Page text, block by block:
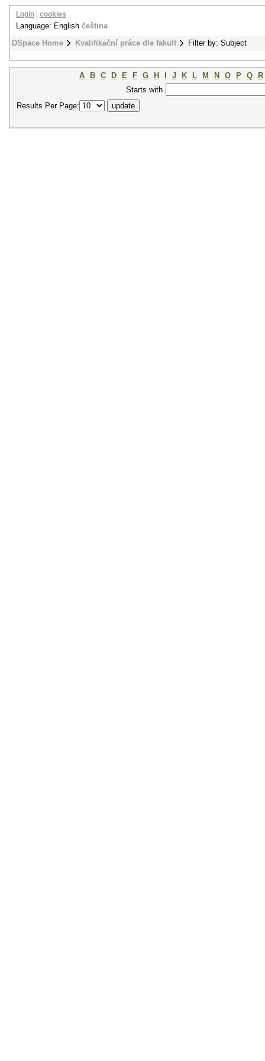
DSpace Home Kvalifikační práce dle fakult Filter by: Subject
Login cookies
Language: English čeština
A B C D E F G H J K L M N O P Q
R
Starts with
Results Per Page: